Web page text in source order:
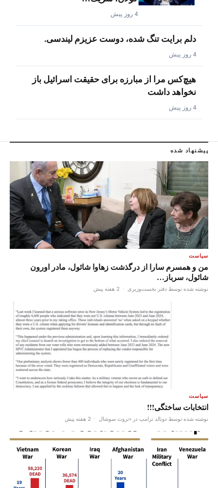
4 روز پیش
دلم برایت تنگ شده، دوست عزیزم لیندسی.
4 روز پیش
هیچ‌کس مرا از مبارزه برای حقیقت اسرائیل باز
نخواهد داشت
4 روز پیش
پیشنهاد شده
سیاست
من و همسرم سارا از درگذشت زهاوا شائول، مادر اورون
شائول، سرباز…
نوشته شده توسط دفتر نخست‌وزیری · 2 هفته پیش
سیاست
انتخابات ساختگی!!!
نوشته شده توسط دونالد ترامپ در «تروث سوشال · 2 هفته پیش